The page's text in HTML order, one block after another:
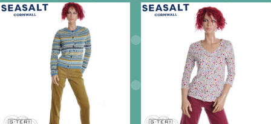
meerdere
variaties.
Deze
optie
kan
gekozen
meerdere
variaties.
Deze
optie
kan
gekozen